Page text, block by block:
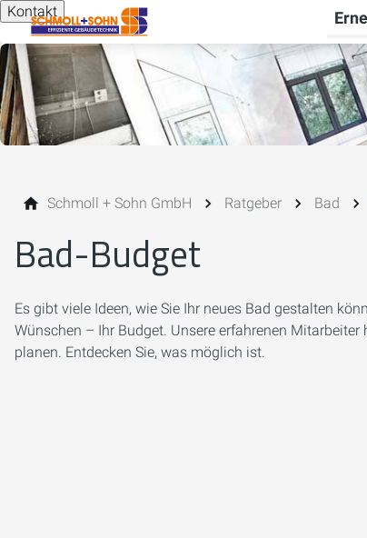
Kontakt
Schmoll + Sohn GmbH Ratgeber Bad
Bad-Budget
Es gibt viele Ideen, wie Sie Ihr neues Bad gestalten
Wünschen – Ihr Budget. Unsere erfahrenen
planen. Entdecken Sie, was möglich ist.